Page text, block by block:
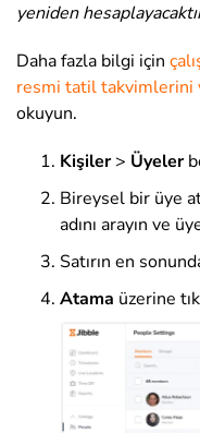
yeniden
Daha fazla bilgi için
resmi tatil takvimlerini
okuyun.
Kişiler> Üyeler
Bireysel bir üye
adını arayın ve
Satırın en
Atama üzerine